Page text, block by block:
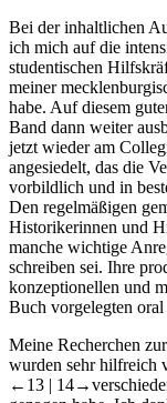
Bei der inhaltlichen
ich mich auf die
studentischen
meiner
habe. Auf diesem
Band dann weiter
jetzt wieder am
angesiedelt, das die
vorbildlich und in
Den regelmäßigen
Historikerinnen und
manche wichtige
schreiben sei. Ihre
konzeptionellen und
Buch vorgelegten oral
Meine Recherchen
wurden sehr hilfreich
←13 | 14→